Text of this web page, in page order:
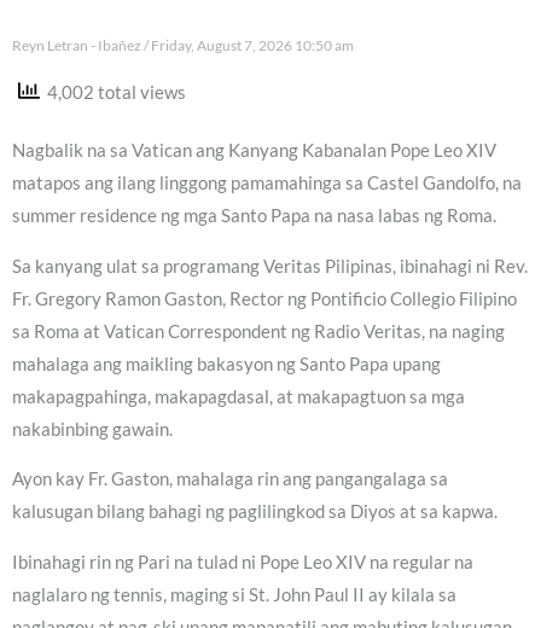
Reyn Letran - Ibañez Friday, August 7, 2026 10:50 am
4,002 total views
Nagbalik na sa Vatican ang Kanyang Kabanalan Pope Leo XIV
matapos ang ilang linggong pamamahinga sa Castel Gandolfo, na
summer residence ng mga Santo Papa na nasa labas ng Roma.
Sa kanyang ulat sa programang Veritas Pilipinas, ibinahagi ni Rev.
Fr. Gregory Ramon Gaston, Rector ng Pontificio Collegio Filipino
sa Roma at Vatican Correspondent ng Radio Veritas, na naging
mahalaga ang maikling bakasyon ng Santo Papa upang
makapagpahinga, makapagdasal, at makapagtuon sa mga
nakabinbing gawain.
Ayon kay Fr. Gaston, mahalaga rin ang pangangalaga sa
kalusugan bilang bahagi ng paglilingkod sa Diyos at sa kapwa.
Ibinahagi rin ng Pari na tulad ni Pope Leo XIV na regular na
naglalaro ng tennis, maging si St. John Paul II ay kilala sa